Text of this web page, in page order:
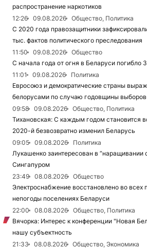
распространение наркотиков
12:26
09.08.2026
Общество, Политика
С 2020 года правозащитники
тыс. фактов политического преследования
11:50
09.08.2026
Общество
С начала года от огня в Беларуси погибло
11:01
09.08.2026
Политика
Евросоюз и демократические страны
белорусами по случаю годовщины
09:58
09.08.2026
Общество, Политика
Тихановская: С каждым годом становится
2020-й безвозвратно изменил Беларусь
09:05
09.08.2026
Политика
Лукашенко заинтересован в “наращивании
Сингапуром
23:49
08.08.2026
Общество
Электроснабжение восстановлено во всех
непогоды поселениях Беларуси
22:00
08.08.2026
Общество, Политика
Вячорка: Интерес к конференции "Новая
нашу субъектность
21:33
08.08.2026
Общество, Экономика